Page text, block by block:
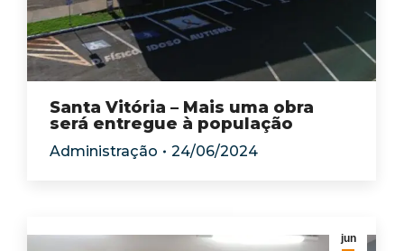
Santa Vitória – Mais uma obra
será entregue à população
Administração 24/06/2024
jun